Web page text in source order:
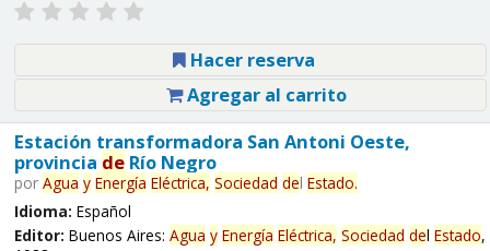
Hacer reserva
Agregar al carrito
Estación transformadora San Antoni Oeste,
provincia deRío Negro
por Agua y Energía Eléctrica, Sociedad del Estado.
Idioma: Español
Editor: Buenos Aires: Agua y Energía Eléctrica, Sociedad del Estado,